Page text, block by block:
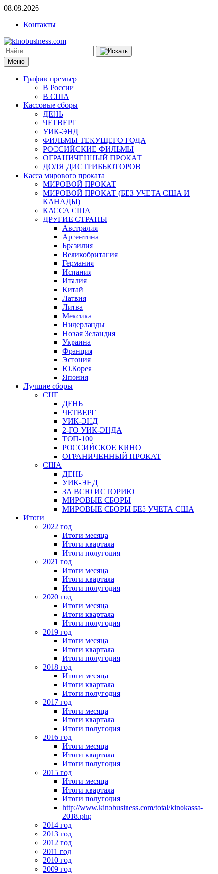
08.08.2026
Контакты
Меню
График премьер
В России
В США
Кассовые сборы
ДЕНЬ
ЧЕТВЕРГ
УИК-ЭНД
ФИЛЬМЫ ТЕКУЩЕГО ГОДА
РОССИЙСКИЕ ФИЛЬМЫ
ОГРАНИЧЕННЫЙ ПРОКАТ
ДОЛЯ ДИСТРИБЬЮТОРОВ
Касса мирового проката
МИРОВОЙ ПРОКАТ
МИРОВОЙ ПРОКАТ (БЕЗ УЧЕТА США И
КАНАДЫ)
КАССА США
ДРУГИЕ СТРАНЫ
Австралия
Аргентина
Бразилия
Великобритания
Германия
Испания
Италия
Китай
Латвия
Литва
Мексика
Нидерланды
Новая Зеландия
Украина
Франция
Эстония
Ю.Корея
Япония
Лучшие сборы
СНГ
ДЕНЬ
ЧЕТВЕРГ
УИК-ЭНД
2-ГО УИК-ЭНДА
ТОП-100
РОССИЙСКОЕ КИНО
ОГРАНИЧЕННЫЙ ПРОКАТ
США
ДЕНЬ
УИК-ЭНД
ЗА ВСЮ ИСТОРИЮ
МИРОВЫЕ СБОРЫ
МИРОВЫЕ СБОРЫ БЕЗ УЧЕТА США
Итоги
2022 год
Итоги месяца
Итоги квартала
Итоги полугодия
2021 год
Итоги месяца
Итоги квартала
Итоги полугодия
2020 год
Итоги месяца
Итоги квартала
Итоги полугодия
2019 год
Итоги месяца
Итоги квартала
Итоги полугодия
2018 год
Итоги месяца
Итоги квартала
Итоги полугодия
2017 год
Итоги месяца
Итоги квартала
Итоги полугодия
2016 год
Итоги месяца
Итоги квартала
Итоги полугодия
2015 год
Итоги месяца
Итоги квартала
Итоги полугодия
http://www.kinobusiness.com/total/kinokassa-
2018.php
2014 год
2013 год
2012 год
2011 год
2010 год
2009 год